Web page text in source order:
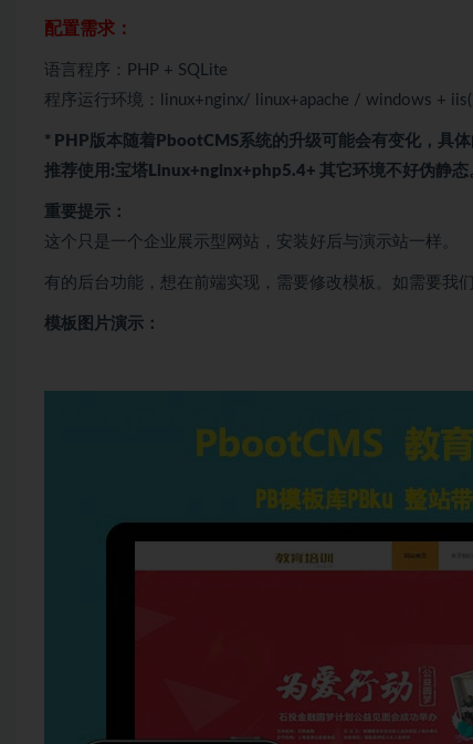
配置需求：
语言程序：PHP + SQLite
程序运行环境：linux+nginx/ linux+apache / windows +
* PHP版本随着PbootCMS系统的升级可能会有变化，具
推荐使用:宝塔Linux+nginx+php5.4+ 其它环境不好伪静态
重要提示：
这个只是一个企业展示型网站，安装好后与演示站一样。
有的后台功能，想在前端实现，需要修改模板。如需要我
模板图片演示：